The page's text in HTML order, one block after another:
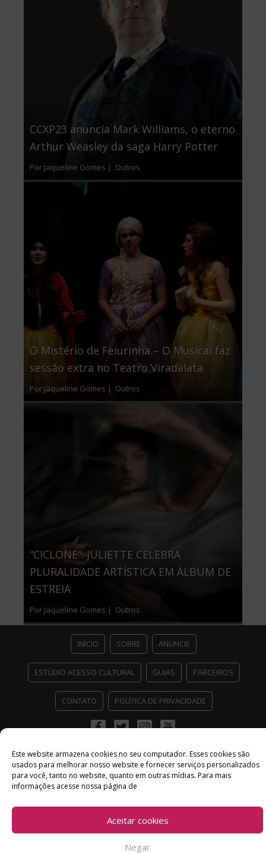
Este website armazena cookies no seu computador. Esses cookies são
usados ​​para melhorar nosso website e fornecer serviços personalizados
para você, tanto no website, quanto em outras mídias. Para mais
informações acesse nossa página de
Aceitar cookies
Negar
CCXP23 anuncia Mark Williams, o eterno
Arthur Weasley da saga Harry Potter
Por Jaqueline Gomes | Outros
O Mistério de Feiurinha – O Musical faz
sessão extra no Teatro Viradalata
Por Jaqueline Gomes | Outros
“CICLONE”: JULIETTE CELEBRA
PLURALIDADE ARTÍSTICA EM ÁLBUM DE
ESTREIA
Por Jaqueline Gomes | Outros
INÍCIO SOBRE ANUNCIE
ESTÚDIO ACESSO CULTURAL GUIAS PARCEIROS
CONTATO POLÍTICA DE PRIVACIDADE
Facebook
TwitterInstagram
Youtube
Copyright 2026 Acesso Cultural - Arte, Cultura Pop e Entretenimento
Del Vieira